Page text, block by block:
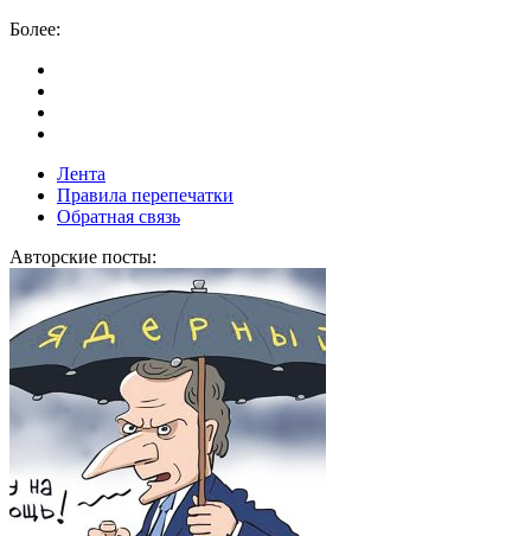
Более:
Лента
Правила перепечатки
Обратная связь
Авторские посты: